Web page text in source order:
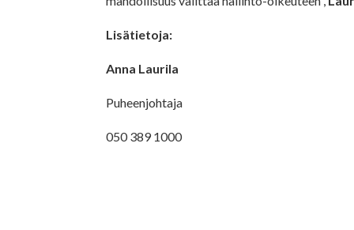
Lisätietoja:
Anna Laurila
Puheenjohtaja
050 389 1000